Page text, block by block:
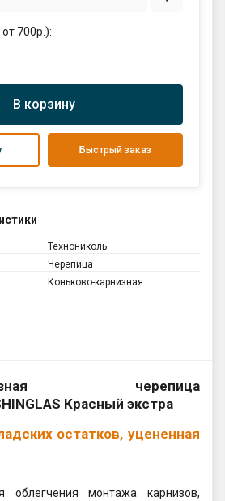
Технониколь
Черепица
Коньково-карнизная
700р.):
В корзину
Быстрый заказ
черепица
Красный экстра
остатков, уцененная
облегчения монтажа карнизов,